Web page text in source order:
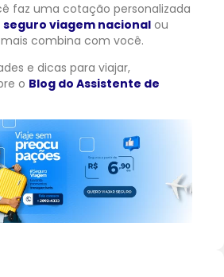
faz uma cotação personalizada
seguro viagem nacional ou
combina com você.
e dicas para viajar,
o Blog do Assistente de